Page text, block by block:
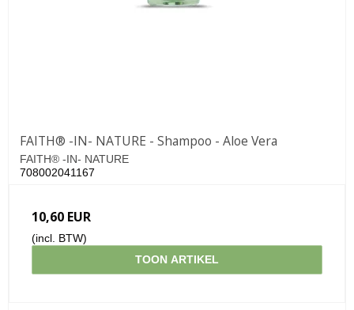
FAITH® -IN- NATURE - Shampoo - Aloe Vera
FAITH® -IN- NATURE
708002041167
10,60 EUR
(incl. BTW)
TOON ARTIKEL